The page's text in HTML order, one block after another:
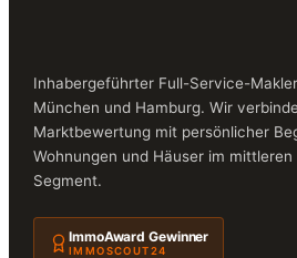
Inhabergeführter Full-Service-
München und Hamburg. Wir
Marktbewertung mit persönlicher
Wohnungen und Häuser im mittleren
Segment.
ImmoAward Gewinner
IMMOSCOUT24